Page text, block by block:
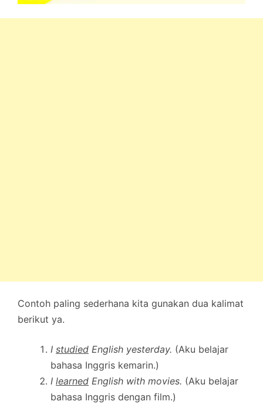
Contoh paling sederhana kita gunakan dua kalimat
berikut ya.
I studied English yesterday. (Aku belajar
bahasa Inggris kemarin.)
I learned English with movies. (Aku belajar
bahasa Inggris dengan film.)